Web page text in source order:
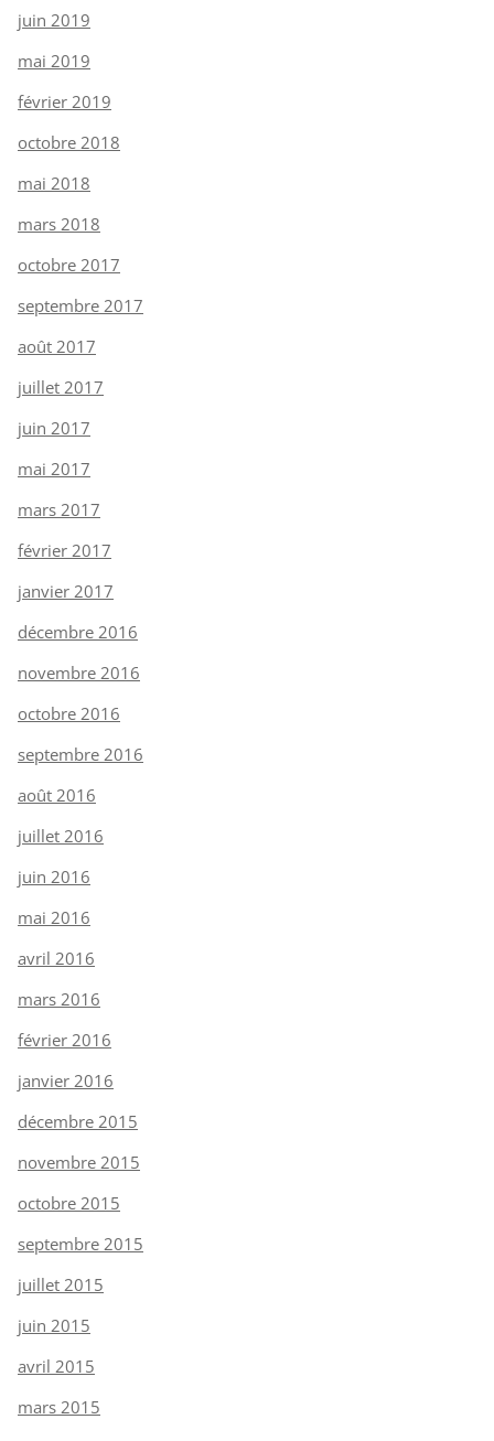
juin 2019
mai 2019
février 2019
octobre 2018
mai 2018
mars 2018
octobre 2017
septembre 2017
août 2017
juillet 2017
juin 2017
mai 2017
mars 2017
février 2017
janvier 2017
décembre 2016
novembre 2016
octobre 2016
septembre 2016
août 2016
juillet 2016
juin 2016
mai 2016
avril 2016
mars 2016
février 2016
janvier 2016
décembre 2015
novembre 2015
octobre 2015
septembre 2015
juillet 2015
juin 2015
avril 2015
mars 2015